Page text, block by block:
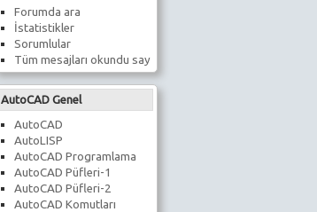
Forumda ara
İstatistikler
Sorumlular
Tüm mesajları okundu say
AutoCAD Genel
AutoCAD
AutoLISP
AutoCAD Programlama
AutoCAD Püfleri-1
AutoCAD Püfleri-2
AutoCAD Komutları